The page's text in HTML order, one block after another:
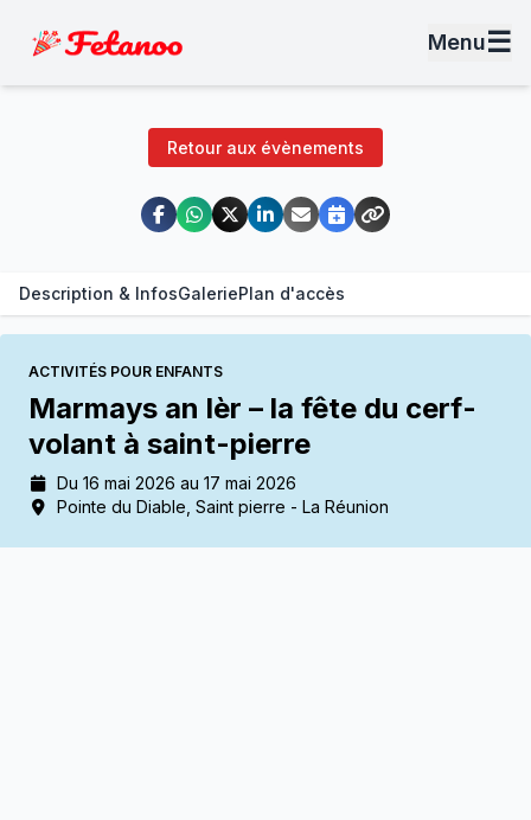
Menu☰
Retour aux évènements
Description & InfosGaleriePlan d'accès
ACTIVITÉS POUR ENFANTS
Marmays an lèr – la fête du cerf-
volant à saint-pierre
Du 16 mai 2026 au 17 mai 2026
Pointe du Diable, Saint pierre - La Réunion